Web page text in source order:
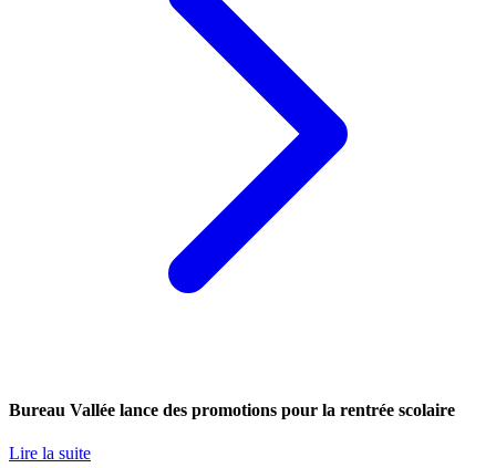
Bureau Vallée lance des promotions pour la rentrée scolaire
Lire la suite